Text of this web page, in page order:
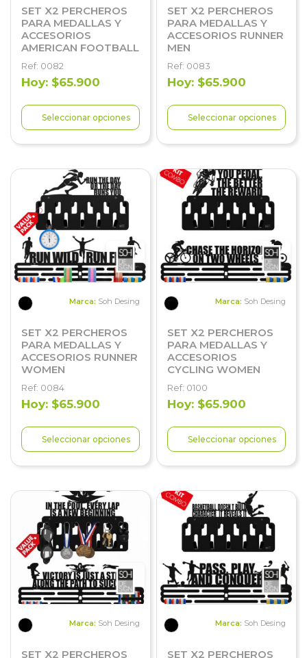
SET X2 PERCHEROS
PARA MEDALLAS Y
ACCESORIOS
AMERICAN FOOTBALL
Ref: 0082
Hoy: $65.900
Seleccionar opciones
SET X2 PERCHEROS
PARA MEDALLAS Y
ACCESORIOS RUNNER
MEN
Ref: 0083
Hoy: $65.900
Seleccionar opciones
Marca: Soh Desing
SET X2 PERCHEROS
PARA MEDALLAS Y
ACCESORIOS RUNNER
WOMEN
Ref: 0084
Hoy: $65.900
Seleccionar opciones
Marca: Soh Desing
SET X2 PERCHEROS
PARA MEDALLAS Y
ACCESORIOS
CYCLING WOMEN
Ref: 0100
Hoy: $65.900
Seleccionar opciones
Marca: Soh Desing
SET X2 PERCHEROS
Marca: Soh Desing
SET X2 PERCHEROS